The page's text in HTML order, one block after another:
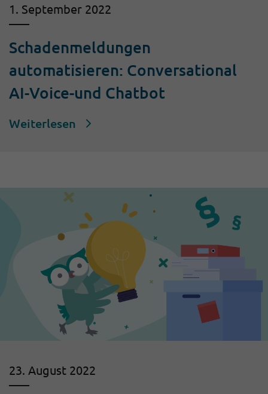
1. September 2022
Schadenmeldungen
automatisieren: Conversational
AI-Voice-und Chatbot
Weiterlesen
23. August 2022